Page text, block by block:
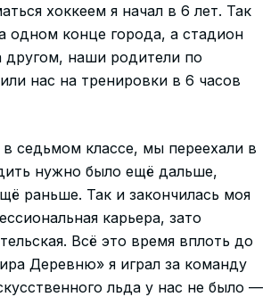
хоккеем я начал в 6 лет. Так
одном конце города, а стадион
наши родители по
нас на тренировки в 6 часов
в седьмом классе, мы переехали в
нужно было ещё дальше,
раньше. Так и закончилась моя
карьера, зато
Всё это время вплоть до
Деревню» я играл за команду
льда у нас не было —